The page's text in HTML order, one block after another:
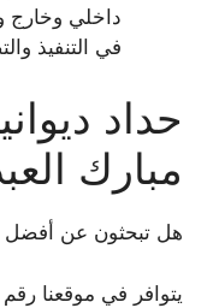
داخلي وخارج
في التنفيذ
حداد
مبارك
هل تبحثون عن أفضل
يتوافر في موقعنا